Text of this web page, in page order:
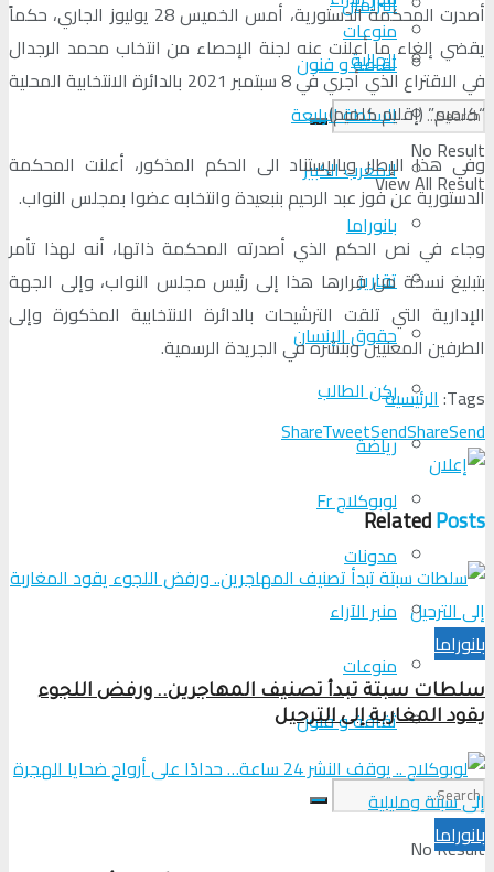
منوعات
ثقافة و فنون
No Result
View All Result
الجالية
السلطة الرابعة
المغرب الكبير
بانوراما
تقارير
حقوق الإنسان
ركن الطالب
رياضة
لوبوكلاج Fr
مدونات
منبر الآراء
منوعات
ثقافة و فنون
No Result
أصدرت المحكمة الدستورية، أمس الخميس 28 يوليوز الجاري، حكماً
يقضي إلغاء ما أعلنت عنه لجنة الإحصاء من انتخاب محمد الرجدال
في الاقتراع الذي أجري في 8 سبتمبر 2021 بالدائرة الانتخابية المحلية
“كلميم” (إقليم كلميم).
وفي هذا الإطار وبالإستناد الى الحكم المذكور، أعلنت المحكمة
الدستورية عن فوز عبد الرحيم بنبعيدة وانتخابه عضوا بمجلس النواب.
وجاء في نص الحكم الذي أصدرته المحكمة ذاتها، أنه لهذا تأمر
بتبليغ نسخة من قرارها هذا إلى رئيس مجلس النواب، وإلى الجهة
الإدارية التي تلقت الترشيحات بالدائرة الانتخابية المذكورة وإلى
الطرفين المعنيين وبنشره في الجريدة الرسمية.
Tags: الرئيسية
ShareTweetSendShareSend
RelatedPosts
بانوراما
سلطات سبتة تبدأ تصنيف المهاجرين.. ورفض اللجوء
يقود المغاربة إلى الترحيل
بانوراما